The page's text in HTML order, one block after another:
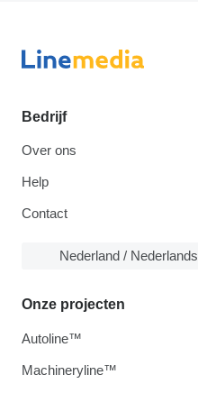
Bedrijf
Over ons
Help
Contact
Nederland / Nederlands
Onze projecten
Autoline™
Machineryline™